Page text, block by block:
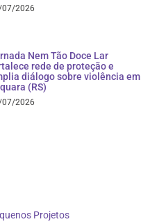
2026
Nem Tão Doce Lar
rede de proteção e
diálogo sobre violência em
(RS)
2026
Projetos